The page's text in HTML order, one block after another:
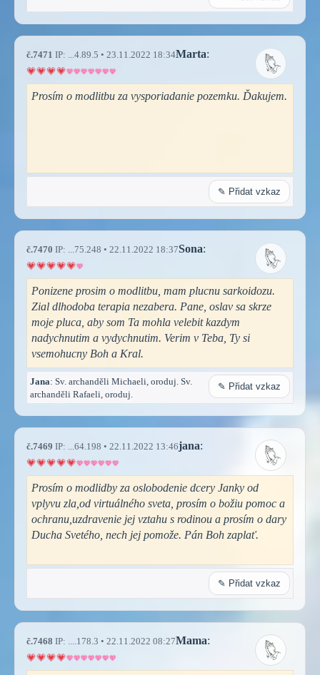
č.7471 IP: ...4.89.5 • 23.11.2022 18:34Marta:
Prosím o modlitbu za vysporiadanie pozemku. Ďakujem.
✎ Přidat vzkaz
č.7470 IP: ...75.248 • 22.11.2022 18:37Sona:
Ponizene prosim o modlitbu, mam plucnu sarkoidozu.
Zial dlhodoba terapia nezabera. Pane, oslav sa skrze
moje pluca, aby som Ta mohla velebit kazdym
nadychnutim a vydychnutim. Verim v Teba, Ty si
vsemohucny Boh a Kral.
Jana: Sv. archanděli Michaeli, oroduj. Sv.
archanděli Rafaeli, oroduj.
✎ Přidat vzkaz
č.7469 IP: ...64.198 • 22.11.2022 13:46jana:
Prosím o modlidby za oslobodenie dcery Janky od
vplyvu zla,od virtuálného sveta, prosím o božiu pomoc a
ochranu,uzdravenie jej vztahu s rodinou a prosím o dary
Ducha Svetého, nech jej pomože. Pán Boh zaplať.
✎ Přidat vzkaz
č.7468 IP: ....178.3 • 22.11.2022 08:27Mama: